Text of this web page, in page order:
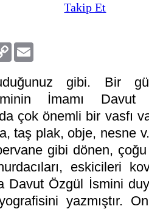
Copy
Link
gibi. Bir
İmamı
çok önemli bir vasfı
taş plak, obje, nesne
gibi dönen,
eskicileri
Davut Özgül İsmini
yazmıştır.